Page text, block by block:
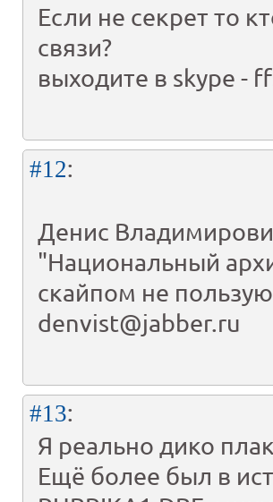
Если не секрет то
связи?
выходите в skype -
#12:
Денис
"Национальный
скайпом не
denvist@jabber.ru
#13:
Я реально дико
Ещё более был в